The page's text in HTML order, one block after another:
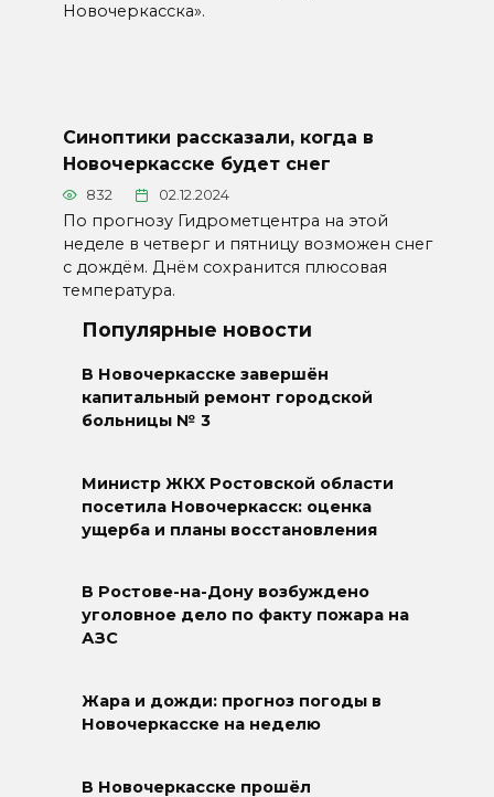
Новочеркасска».
Синоптики рассказали, когда в
Новочеркасске будет снег
832 02.12.2024
По прогнозу Гидрометцентра на этой
неделе в четверг и пятницу возможен снег
с дождём. Днём сохранится плюсовая
температура.
Популярные новости
В Новочеркасске завершён
капитальный ремонт городской
больницы № 3
Министр ЖКХ Ростовской области
посетила Новочеркасск: оценка
ущерба и планы восстановления
В Ростове-на-Дону возбуждено
уголовное дело по факту пожара на
АЗС
Жара и дожди: прогноз погоды в
Новочеркасске на неделю
В Новочеркасске прошёл